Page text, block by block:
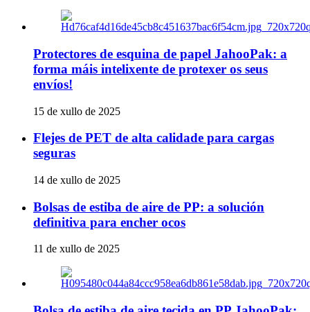
Protectores de esquina de papel JahooPak: a
forma máis intelixente de protexer os seus
envíos!
15 de xullo de 2025
Flejes de PET de alta calidade para cargas
seguras
14 de xullo de 2025
Bolsas de estiba de aire de PP: a solución
definitiva para encher ocos
11 de xullo de 2025